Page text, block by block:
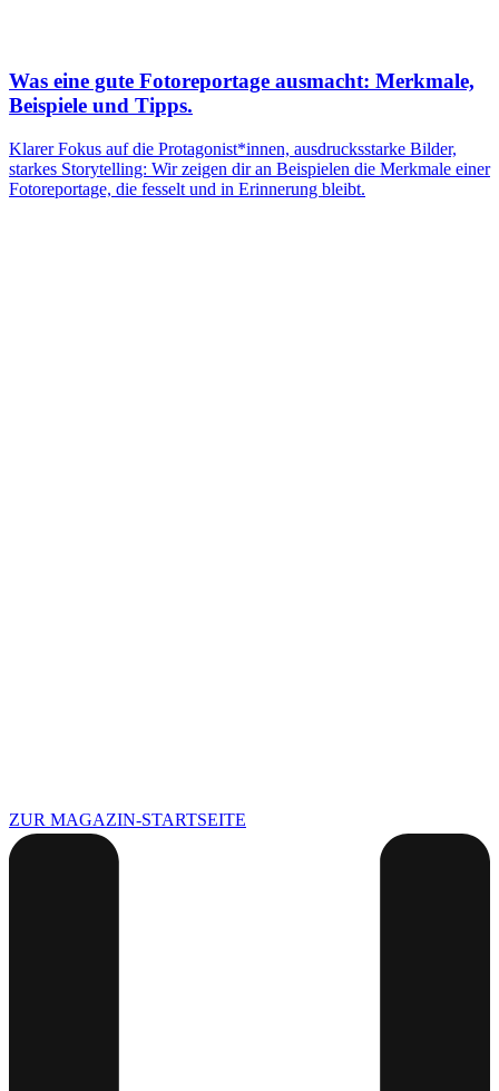
Was eine gute Fotoreportage ausmacht: Merkmale,
Beispiele und Tipps.
Klarer Fokus auf die Protagonist*innen, ausdrucksstarke Bilder,
starkes Storytelling: Wir zeigen dir an Beispielen die Merkmale einer
Fotoreportage, die fesselt und in Erinnerung bleibt.
ZUR MAGAZIN-STARTSEITE